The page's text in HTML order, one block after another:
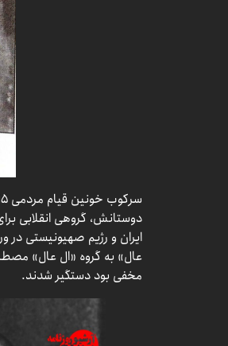
دوستانش، گروهی انقلابی
مخفی بود دستگیر شدند.